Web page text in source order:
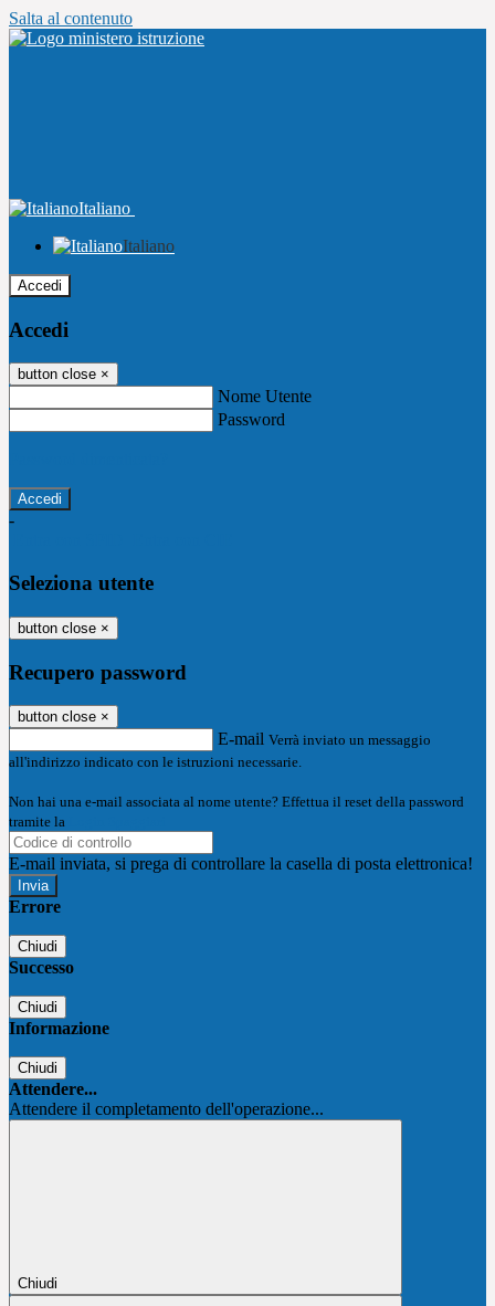
Salta al contenuto
Italiano
Italiano
Accedi
Accedi
button close ×
Nome Utente
Password
-
Seleziona utente
button close ×
Recupero password
button close ×
E-mail Verrà inviato un messaggio
all'indirizzo indicato con le istruzioni necessarie.
Non hai una e-mail associata al nome utente? Effettua il reset della password
tramite la
E-mail inviata, si prega di controllare la casella di posta elettronica!
Errore
Chiudi
Successo
Chiudi
Informazione
Chiudi
Attendere...
Attendere il completamento dell'operazione...
Chiudi